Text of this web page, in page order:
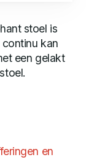
stoel is
kan
een gelakt
en